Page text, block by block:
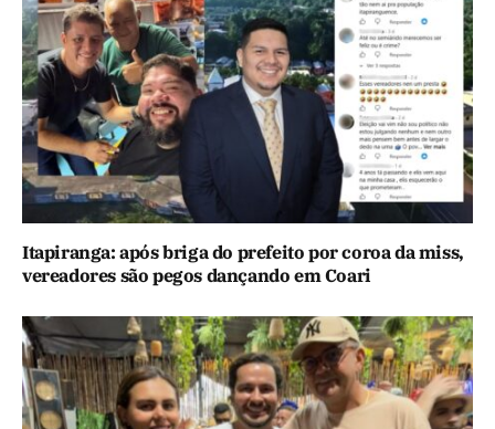
Itapiranga: após briga do prefeito por coroa da miss,
vereadores são pegos dançando em Coari